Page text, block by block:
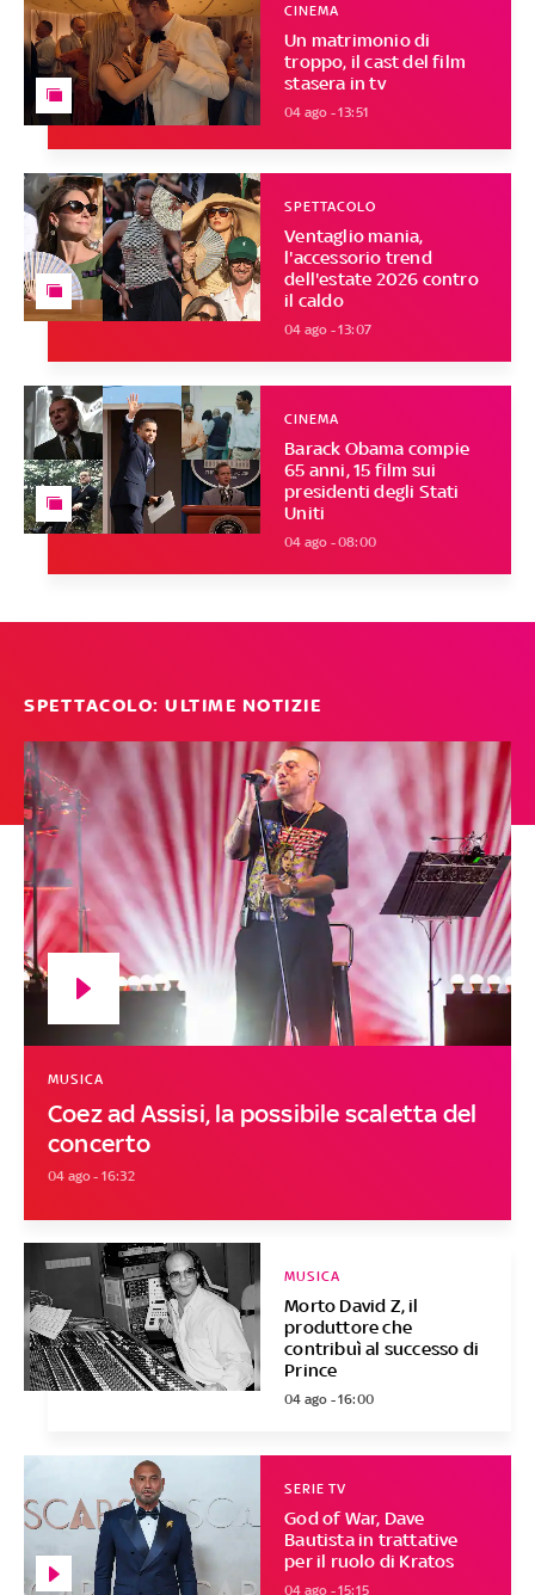
Un matrimonio di
troppo, il cast del film
stasera in tv
CINEMA
04 ago - 13:51
Ventaglio mania,
l'accessorio trend
dell'estate 2026 contro
il caldo
SPETTACOLO
04 ago - 13:07
Barack Obama compie
65 anni, 15 film sui
presidenti degli Stati
Uniti
CINEMA
04 ago - 08:00
SPETTACOLO: ULTIME NOTIZIE
Coez ad Assisi, la possibile scaletta del
concerto
MUSICA
04 ago - 16:32
Morto David Z, il
produttore che
contribuì al successo di
Prince
MUSICA
04 ago - 16:00
God of War, Dave
Bautista in trattative
per il ruolo di Kratos
SERIE TV
04 ago - 15:15